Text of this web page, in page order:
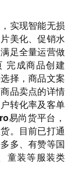
实现智能无损
美化、促销水
足全量运营做
完成商品创建
择，商品文案
品卖点的详情
转化率及客单
易尚货平台，
。目前已打通
多、有赞等国
童装等服装类